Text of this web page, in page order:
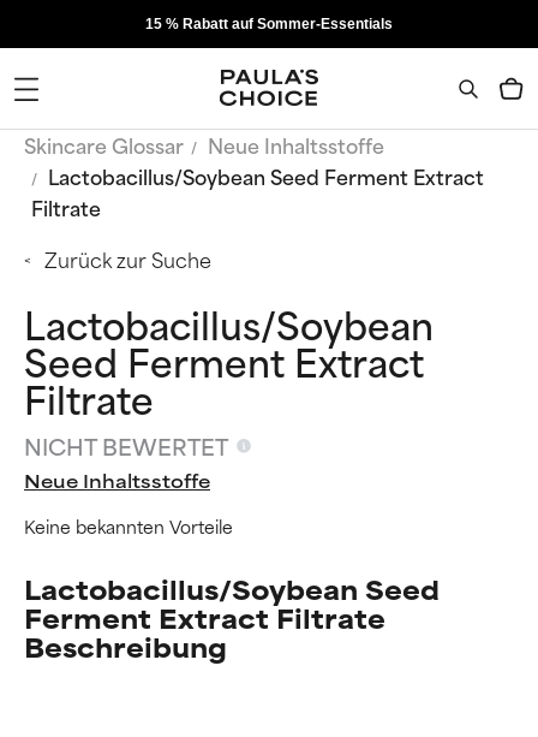
15 % Rabatt auf Sommer-Essentials
Skincare Glossar
Neue Inhaltsstoffe
Lactobacillus/Soybean Seed Ferment Extract
Filtrate
Zurück zur Suche
Lactobacillus/Soybean
Seed Ferment Extract
Filtrate
NICHT BEWERTET
Neue Inhaltsstoffe
Keine bekannten Vorteile
Lactobacillus/Soybean Seed
Ferment Extract Filtrate
Beschreibung